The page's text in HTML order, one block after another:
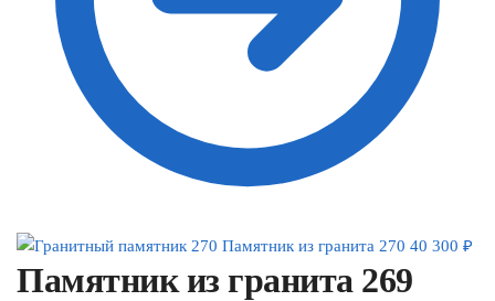
Памятник из гранита 270 40 300 ₽
Памятник из гранита 269